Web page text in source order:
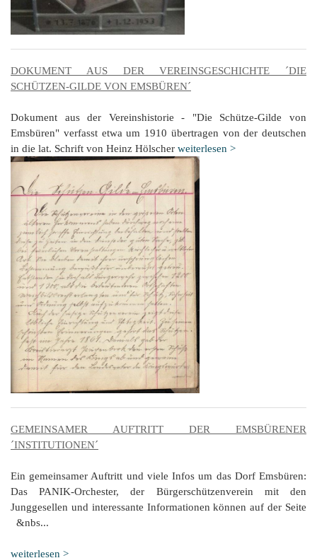
DOKUMENT AUS DER VEREINSGESCHICHTE ´DIE
SCHÜTZEN-GILDE VON EMSBÜREN´
Dokument aus der Vereinshistorie - "Die Schütze-Gilde von
Emsbüren" verfasst etwa um 1910 übertragen von der deutschen
in die lat. Schrift von Heinz Hölscher weiterlesen >
GEMEINSAMER AUFTRITT DER EMSBÜRENER
´INSTITUTIONEN´
Ein gemeinsamer Auftritt und viele Infos um das Dorf Emsbüren:
Das PANIK-Orchester, der Bürgerschützenverein mit den
Junggesellen und interessante Informationen können auf der Seite
&nbs...
weiterlesen >